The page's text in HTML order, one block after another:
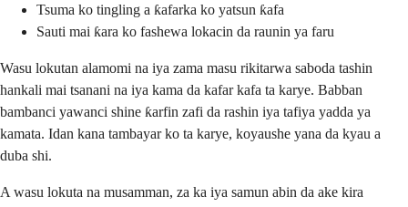
Tsuma ko tingling a ƙafarka ko yatsun ƙafa
Sauti mai ƙara ko fashewa lokacin da raunin ya faru
Wasu lokutan alamomi na iya zama masu rikitarwa saboda tashin
hankali mai tsanani na iya kama da kafar kafa ta karye. Babban
bambanci yawanci shine ƙarfin zafi da rashin iya tafiya yadda ya
kamata. Idan kana tambayar ko ta karye, koyaushe yana da kyau a
duba shi.
A wasu lokuta na musamman, za ka iya samun abin da ake kira